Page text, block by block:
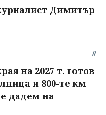
Димитър
на 2027 т. готов
и 800-те км
дадем на